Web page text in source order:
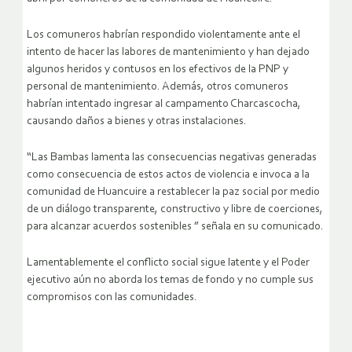
Los comuneros habrían respondido violentamente ante el
intento de hacer las labores de mantenimiento y han dejado
algunos heridos y contusos en los efectivos de la PNP y
personal de mantenimiento. Además, otros comuneros
habrían intentado ingresar al campamento Charcascocha,
causando daños a bienes y otras instalaciones.
“Las Bambas lamenta las consecuencias negativas generadas
como consecuencia de estos actos de violencia e invoca a la
comunidad de Huancuire a restablecer la paz social por medio
de un diálogo transparente, constructivo y libre de coerciones,
para alcanzar acuerdos sostenibles ” señala en su comunicado.
Lamentablemente el conflicto social sigue latente y el Poder
ejecutivo aún no aborda los temas de fondo y no cumple sus
compromisos con las comunidades.